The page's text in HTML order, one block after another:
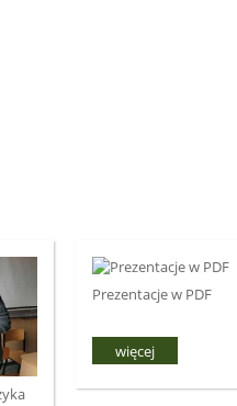
Prezentacje w PDF
więcej